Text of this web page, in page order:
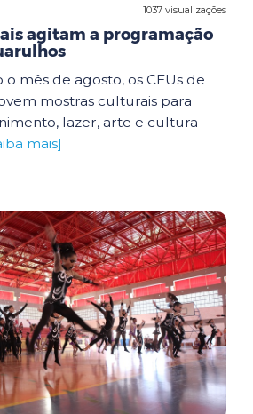
1037 visualizações
agitam a programação
mês de agosto, os CEUs de
mostras culturais para
lazer, arte e cultura
mais]